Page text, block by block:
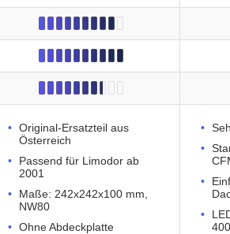
Original-Ersatzteil aus
Österreich
Passend für Limodor ab
2001
Maße: 242x242x100 mm,
NW80
Ohne Abdeckplatte